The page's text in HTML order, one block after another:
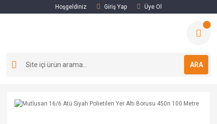
Hoşgeldiniz Giriş Yap Üye Ol
ARA